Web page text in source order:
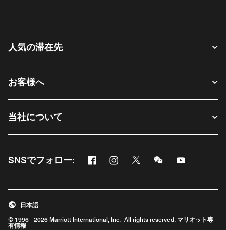
人気の滞在先
お客様へ
当社について
SNSでフォロー: Facebook
新しいウィンドウで開く
Instagram
新しいウィンドウで開く
Twitter
新しいウィンドウで開く
Messenger
新しいウィンドウ
新しいウィ
© 1996 - 2026 Marriott International, Inc. All rights reserved. マリオット専
有情報
日本語